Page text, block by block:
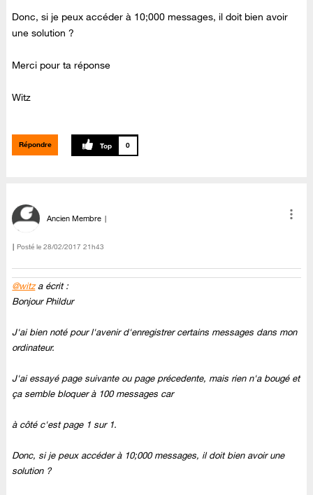
Donc, si je peux accéder à 10;000 messages, il doit bien avoir
une solution ?
Merci pour ta réponse
Witz
Répondre 0
Ancien Membre
Posté le ‎28/02/2017 21h43
@witza écrit :
Bonjour Phildur
J'ai bien noté pour l'avenir d'enregistrer certains messages dans mon
ordinateur.
J'ai essayé page suivante ou page précedente, mais rien n'a bougé et
ça semble bloquer à 100 messages car
à côté c'est page 1 sur 1.
Donc, si je peux accéder à 10;000 messages, il doit bien avoir une
solution ?